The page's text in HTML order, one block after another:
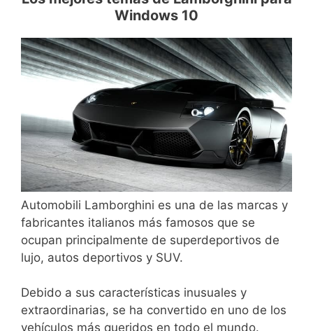
Windows 10
Automobili Lamborghini es una de las marcas y
fabricantes italianos más famosos que se
ocupan principalmente de superdeportivos de
lujo, autos deportivos y SUV.
Debido a sus características inusuales y
extraordinarias, se ha convertido en uno de los
vehículos más queridos en todo el mundo.